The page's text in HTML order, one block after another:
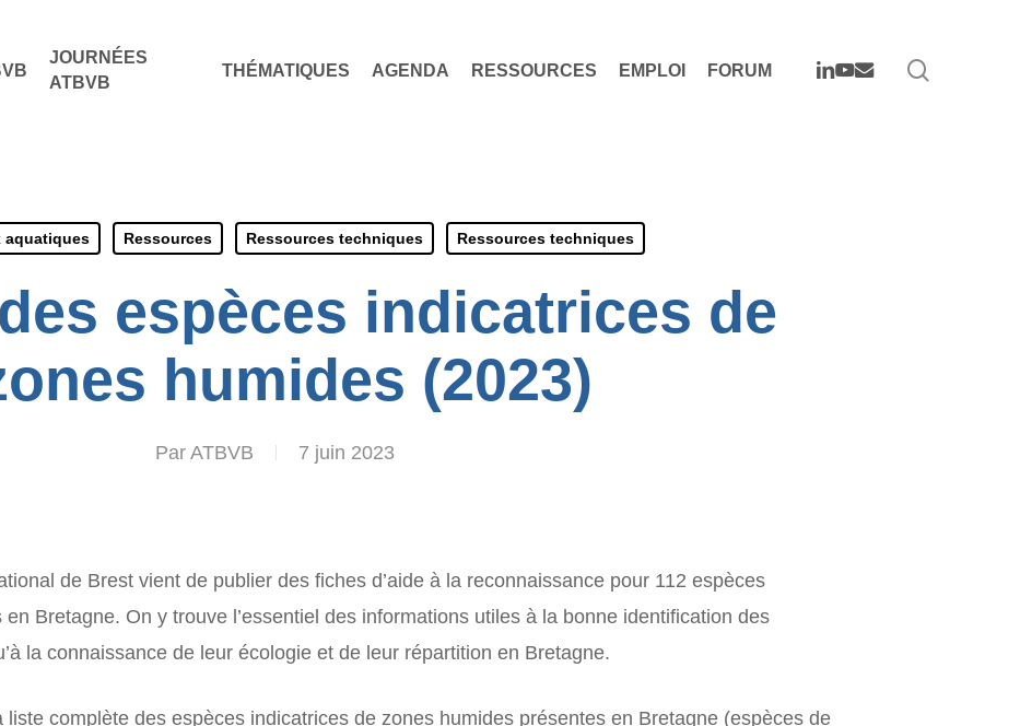
JOURNÉES
ATBVB
THÉMATIQUES AGENDA RESSOURCES EMPLOI FORUM LINKEDIN
YOUTUBE
EMAIL
aquatiques Ressources Ressources techniques Ressources techniques
espèces indicatrices de
humides (2023)
Par ATBVB 7 juin 2023
de Brest vient de publier des fiches d’aide à la reconnaissance pour 112 espèces
Bretagne. On y trouve l’essentiel des informations utiles à la bonne identification des
la connaissance de leur écologie et de leur répartition en Bretagne.
complète des espèces indicatrices de zones humides présentes en Bretagne (espèces de